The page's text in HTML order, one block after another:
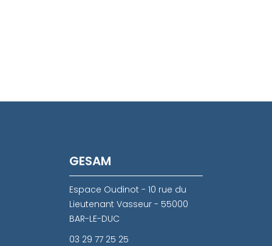
GESAM
Espace Oudinot - 10 rue du
Lieutenant Vasseur - 55000
BAR-LE-DUC
03 29 77 25 25